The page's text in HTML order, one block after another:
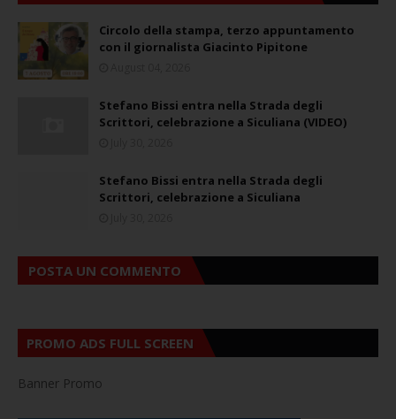
Circolo della stampa, terzo appuntamento
con il giornalista Giacinto Pipitone
Stefano Bissi entra nella Strada degli
Scrittori, celebrazione a Siculiana (VIDEO)
Stefano Bissi entra nella Strada degli
Scrittori, celebrazione a Siculiana
POSTA UN COMMENTO
PROMO ADS FULL SCREEN
Banner Promo